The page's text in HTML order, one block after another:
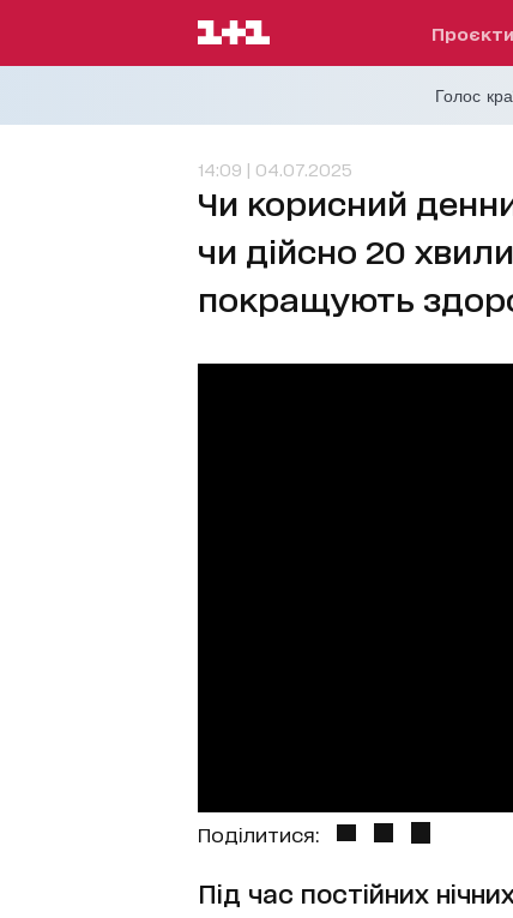
проєкти
Голос
14:09 | 04.07.2025
Чи корисний
чи дійсно 20
покращують
Поділитися:
Під час постійних